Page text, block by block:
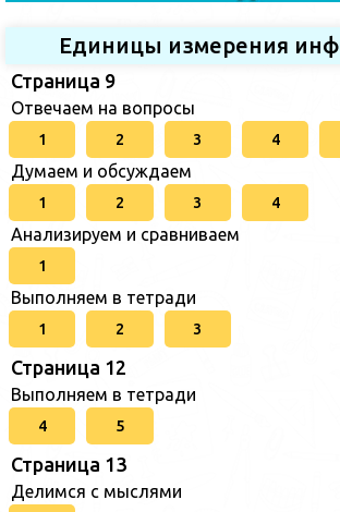
Единицы измерения
Страница 9
Отвечаем на вопросы
1 2 3 4
Думаем и обсуждаем
1 2 3 4
Анализируем и сравниваем
1
Выполняем в тетради
1 2 3
Страница 12
Выполняем в тетради
4 5
Страница 13
Делимся с мыслями